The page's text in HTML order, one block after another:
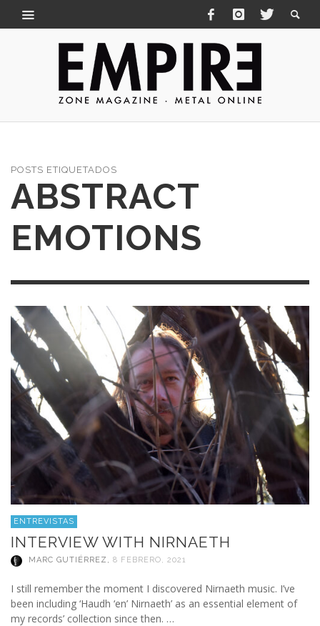
POSTS ETIQUETADOS
ABSTRACT
EMOTIONS
ENTREVISTAS
INTERVIEW WITH NIRNAETH
MARC GUTIÉRREZ , 8 FEBRERO, 2021
I still remember the moment I discovered Nirnaeth music. I’ve
been including ‘Haudh ‘en’ Nirnaeth’ as an essential element of
my records’ collection since then. …